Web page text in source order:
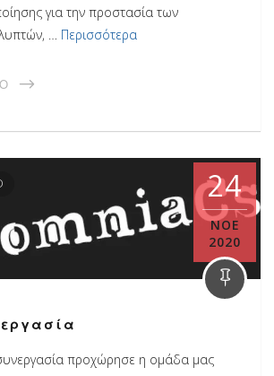
για την προστασία των
… Περισσότερα
24
ΝΟΈ
2020
προχώρησε η ομάδα μας